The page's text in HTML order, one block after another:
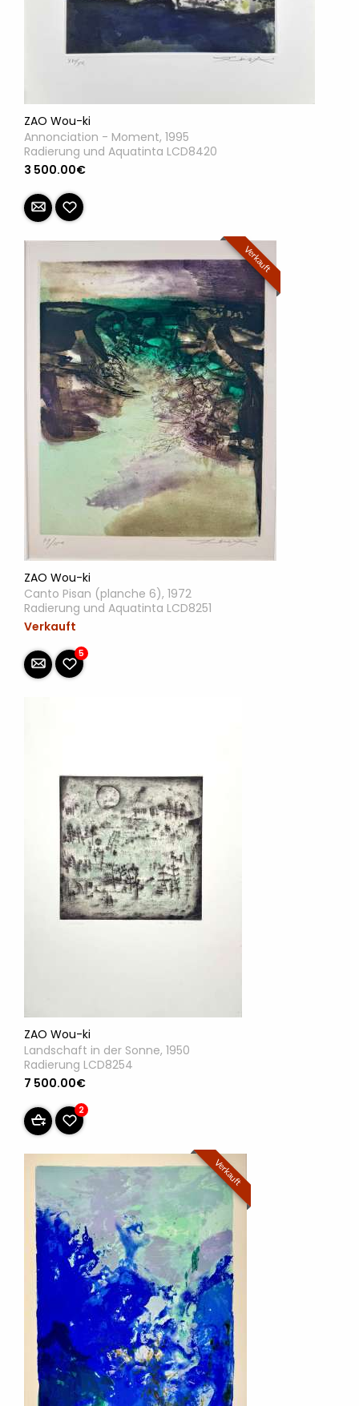
ZAO Wou-ki
Annonciation - Moment, 1995
Radierung und Aquatinta LCD8420
3 500.00€
Verkauft
ZAO Wou-ki
Canto Pisan (planche 6), 1972
Radierung und Aquatinta LCD8251
Verkauft
5
ZAO Wou-ki
Landschaft in der Sonne, 1950
Radierung LCD8254
7 500.00€
2
Verkauft